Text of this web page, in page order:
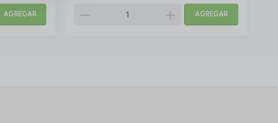
AGREGAR remove add AGREGAR